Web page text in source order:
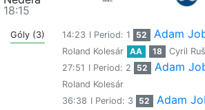
18:15
Góly (3) 14:23 I Period: 1 52 Adam
Roland Kolesár
AA 18
Cyril
27:51 I Period: 2 52 Adam
Roland Kolesár
36:38 I Period: 3 52 Adam